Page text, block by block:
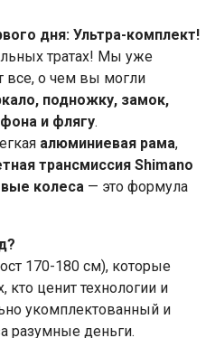
дня: Ультра-комплект!
тратах! Мы уже
все, о чем вы могли
подножку, замок,
и флягу.
алюминиевая рама,
трансмиссия Shimano
колеса — это формула
170-180 см), которые
кто ценит технологии и
укомплектованный и
разумные деньги.